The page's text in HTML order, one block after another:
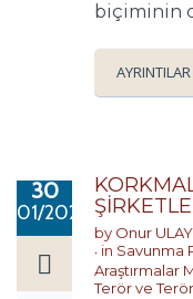
biçiminin
AYRINTILAR
30
01/2020
by Onur ULAY
in Savunma
Araştırmalar
Terör ve